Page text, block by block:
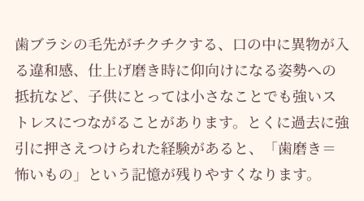
歯ブラシの毛先がチクチクする、口の中に異物が入
る違和感、仕上げ磨き時に仰向けになる姿勢への
抵抗など、子供にとっては小さなことでも強いス
トレスにつながることがあります。とくに過去に強
引に押さえつけられた経験があると、「歯磨き＝
怖いもの」という記憶が残りやすくなります。